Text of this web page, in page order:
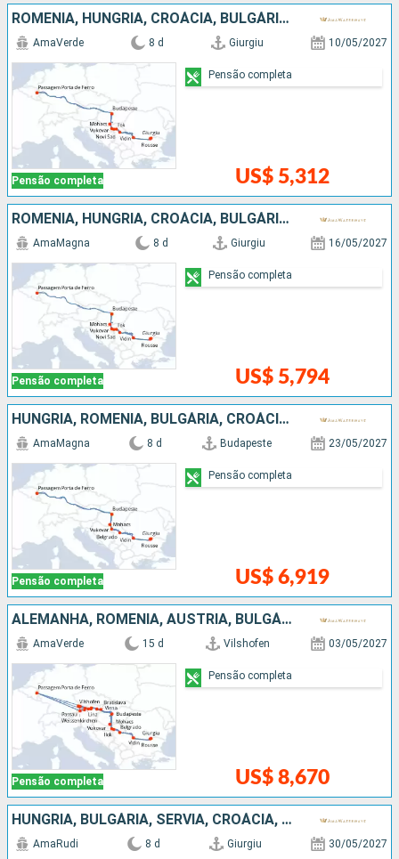
ROMÊNIA, HUNGRIA, CROÁCIA, BULGÁRIA, SÉRVIA
Pensão completa
AmaVerde 8 d Giurgiu 10/05/2027
US$ 5,312
Pensão completa
ROMÊNIA, HUNGRIA, CROÁCIA, BULGÁRIA, SÉRVIA
Pensão completa
AmaMagna 8 d Giurgiu 16/05/2027
US$ 5,794
Pensão completa
HUNGRIA, ROMÊNIA, BULGÁRIA, CROÁCIA, SÉRVIA
Pensão completa
AmaMagna 8 d Budapeste 23/05/2027
US$ 6,919
Pensão completa
ALEMANHA, ROMÊNIA, AUSTRIA, BULGÁRIA, SÉRVIA, ESLOVÁQUIA, CROÁCIA, HUNGRIA
Pensão completa
AmaVerde 15 d Vilshofen 03/05/2027
US$ 8,670
Pensão completa
HUNGRIA, BULGÁRIA, SÉRVIA, CROÁCIA, ROMÊNIA
AmaRudi 8 d Giurgiu 30/05/2027